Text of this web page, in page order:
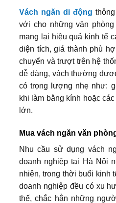
Vách ngăn di động
với cho những văn
mang lại hiệu quả kinh tế
diện tích, giá thành phù
chuyển và trượt trên hệ
dễ dàng, vách thường
có trọng lượng nhẹ như:
khi làm bằng kính hoặc
lớn.
Mua vách ngăn văn
Nhu cầu sử dụng vách
doanh nghiệp tại Hà Nội
nhiên, trong thời buổi kinh
doanh nghiệp đều có xu
thế, chắc hẳn những